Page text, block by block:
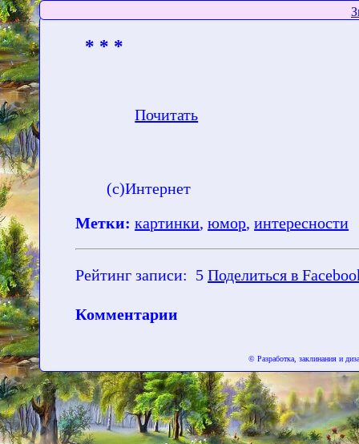
* * *
Почитать
(с)Интернет
Метки: картинки,юмор,интересности
Рейтинг записи: 5 Поделиться в
Комментарии
© Разработка, заклинания и